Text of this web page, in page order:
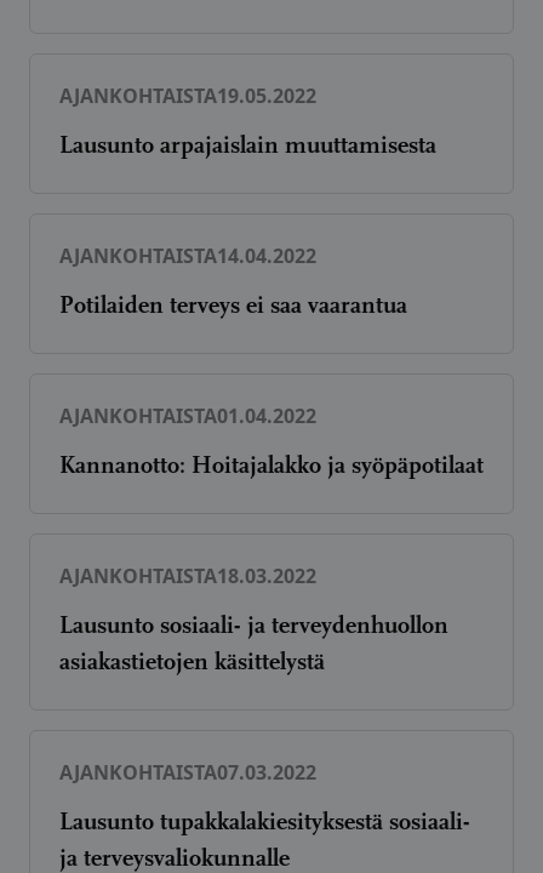
AJANKOHTAISTA19.05.2022
Lausunto arpajaislain muuttamisesta
AJANKOHTAISTA14.04.2022
Potilaiden terveys ei saa vaarantua
AJANKOHTAISTA01.04.2022
Kannanotto: Hoitajalakko ja syöpäpotilaat
AJANKOHTAISTA18.03.2022
Lausunto sosiaali- ja terveydenhuollon
asiakastietojen käsittelystä
AJANKOHTAISTA07.03.2022
Lausunto tupakkalakiesityksestä sosiaali-
ja terveysvaliokunnalle